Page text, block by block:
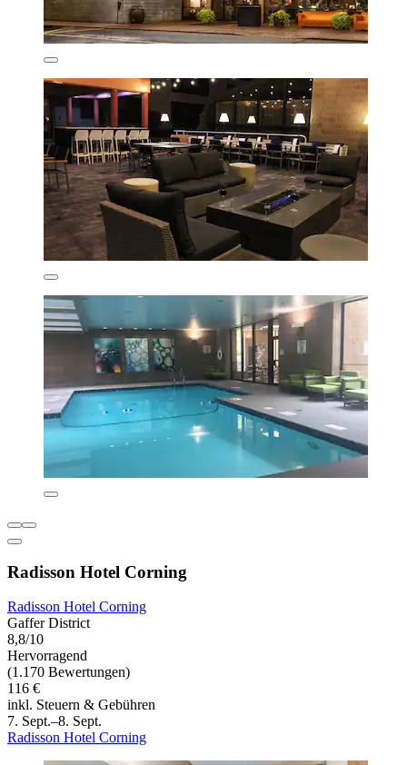
Radisson Hotel Corning
Radisson Hotel Corning
Gaffer District
8,8/10
Hervorragend
(1.170 Bewertungen)
116 €
inkl. Steuern & Gebühren
7. Sept.–8. Sept.
Radisson Hotel Corning